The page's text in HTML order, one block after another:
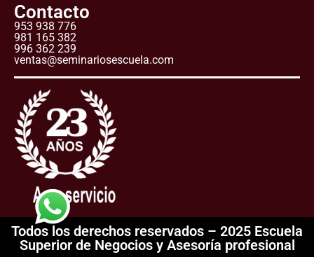
Contacto
953 938 776
981 165 382
996 362 239
ventas@seminariosescuela.com
Todos los derechos reservados – 2025 Escuela
Superior de Negocios y Asesoría profesional